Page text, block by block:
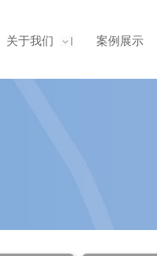
关于我们 案例展示